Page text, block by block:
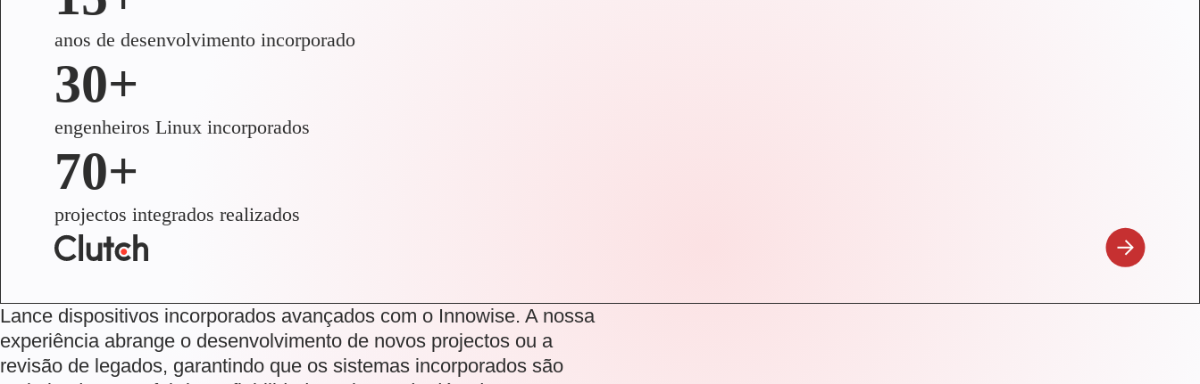
anos de desenvolvimento incorporado
30+
engenheiros Linux incorporados
70+
projectos integrados realizados
Lance dispositivos incorporados avançados com o Innowise. A nossa
experiência abrange o desenvolvimento de novos projectos ou a
revisão de legados, garantindo que os sistemas incorporados são